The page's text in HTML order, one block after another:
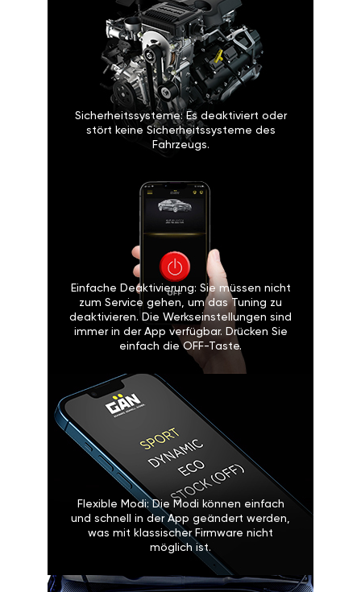
Sicherheitssysteme: Es deaktiviert oder
stört keine Sicherheitssysteme des
Fahrzeugs.
Einfache Deaktivierung: Sie müssen nicht
zum Service gehen, um das Tuning zu
deaktivieren. Die Werkseinstellungen sind
immer in der App verfügbar. Drücken Sie
einfach die OFF-Taste.
Flexible Modi: Die Modi können einfach
und schnell in der App geändert werden,
was mit klassischer Firmware nicht
möglich ist.